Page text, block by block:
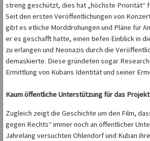
streng geschützt, dies hat „höchste Priorität“
Seit den ersten Veröffentlichungen von
gibt es etliche Morddrohungen und Pläne für
er es geschafft hatte, einen tiefen Einblick in
zu erlangen und Neonazis durch die
demaskierte. Diese gründeten sogar
Ermittlung von Kubans Identität und seiner
Kaum öffentliche Unterstützung für das
Zugleich zeigt die Geschichte um den Film,
gegen Rechts“ immer noch an öffentlicher
Jahrelang versuchten Ohlendorf und Kuban